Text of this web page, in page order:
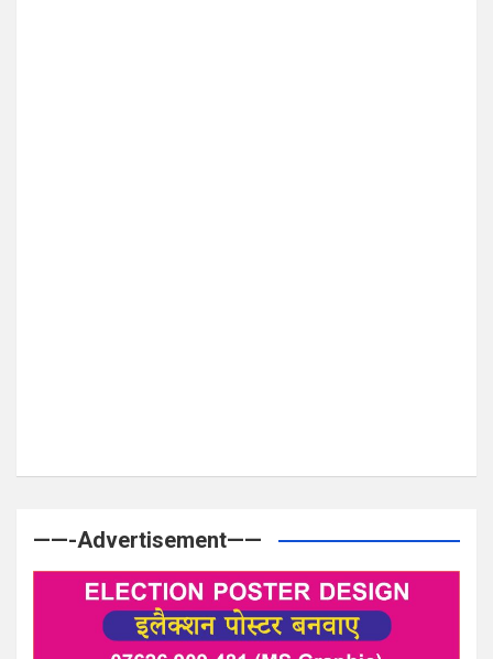
——-Advertisement——